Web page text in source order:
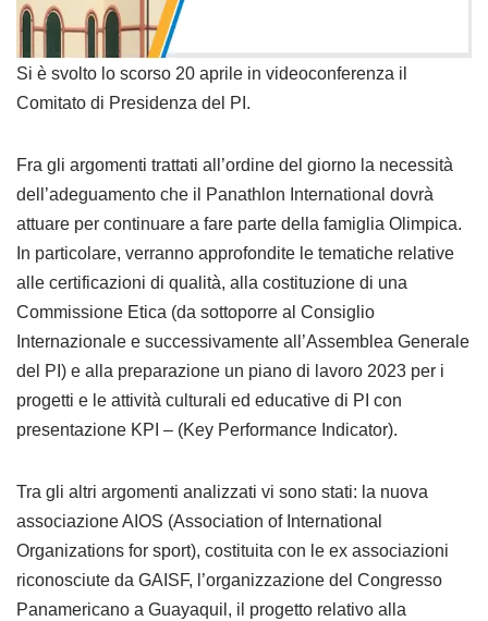
Si è svolto lo scorso 20 aprile in videoconferenza il
Comitato di Presidenza del PI.
Fra gli argomenti trattati all’ordine del giorno la necessità
dell’adeguamento che il Panathlon International dovrà
attuare per continuare a fare parte della famiglia Olimpica.
In particolare, verranno approfondite le tematiche relative
alle certificazioni di qualità, alla costituzione di una
Commissione Etica (da sottoporre al Consiglio
Internazionale e successivamente all’Assemblea Generale
del PI) e alla preparazione un piano di lavoro 2023 per i
progetti e le attività culturali ed educative di PI con
presentazione KPI – (Key Performance Indicator).
Tra gli altri argomenti analizzati vi sono stati: la nuova
associazione AIOS (Association of International
Organizations for sport), costituita con le ex associazioni
riconosciute da GAISF, l’organizzazione del Congresso
Panamericano a Guayaquil, il progetto relativo alla